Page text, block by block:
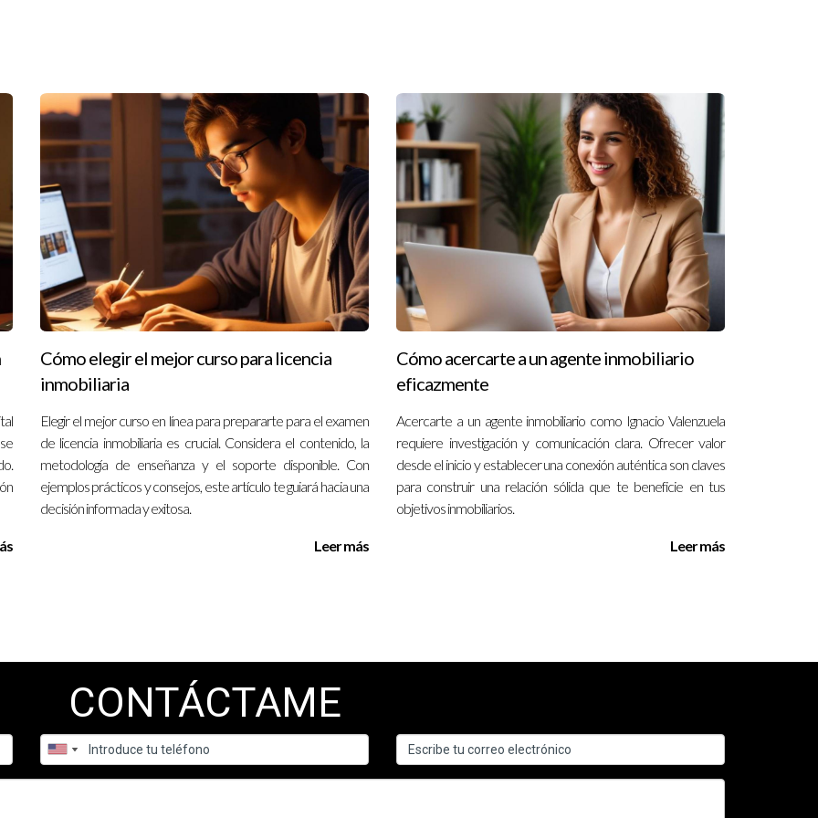
en diferentes escenarios, veamos tres casos prácticos que muestran diversas situaciones.
por adquirir tu primera casa. Has encontrado una propiedad perfecta y estás listo para hacer una oferta. En
de cierre como honorarios del prestamista y tarifas de inspección. Sin embargo, si el mercado es
negociar con el vendedor para que cubra algunas tarifas adicionales.
que busca cerrar rápidamente una venta debido a circunstancias personales. En este escenario, podrías
puede hacer que tu oferta sea más atractiva en un mercado saturado.
partes están dispuestas a negociar. Eres un comprador interesado en una casa que ha estado en el mercado
con el vendedor, ambos acuerdan dividir ciertos costos de cierre. Esto no solo facilita la transacción sino que
partes.
en discutir abiertamente con tu agente o contraparte sobre cómo manejar estos gastos. Si necesitas ayuda
cierre?
honorarios legales, impuestos sobre la propiedad y seguros relacionados con la transacción.
Cómo elegir el mejor curso para licencia
inmobiliaria
Elegir el mejor curso en línea para prepararte para el examen
de licencia inmobiliaria es crucial. Considera el contenido, la
metodología de enseñanza y el soporte disponible. Con
ejemplos prácticos y consejos, este artículo te guiará hacia una
decisión informada y exitosa.
Leer más
Cómo acercarte a un agente inmobiliario
eficazmente
Acercarte a un agente inmobiliario como Ignacio Valenzuela
requiere investigación y comunicación clara. Ofrecer valor
desde el inicio y establecer una conexión auténtica son claves
para construir una relación sólida que te beneficie en tus
objetivos inmobiliarios.
Leer más
CONTÁCTAME